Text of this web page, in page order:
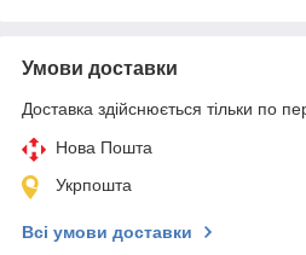
Умови доставки
Доставка здійснюється тільки по
Нова Пошта
Укрпошта
Всі умови доставки